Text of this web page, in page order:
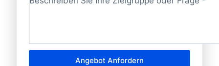
Zielgruppe/Frage?
Angebot Anfordern